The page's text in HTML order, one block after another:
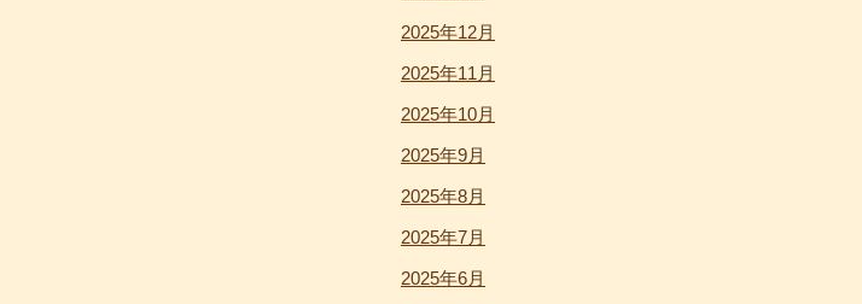
2025年12月
2025年11月
2025年10月
2025年9月
2025年8月
2025年7月
2025年6月